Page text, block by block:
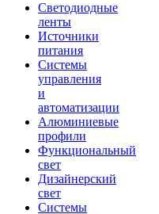
Светодиодные
ленты
Источники
питания
Системы
управления
и
автоматизации
Алюминиевые
профили
Функциональный
свет
Дизайнерский
свет
Системы